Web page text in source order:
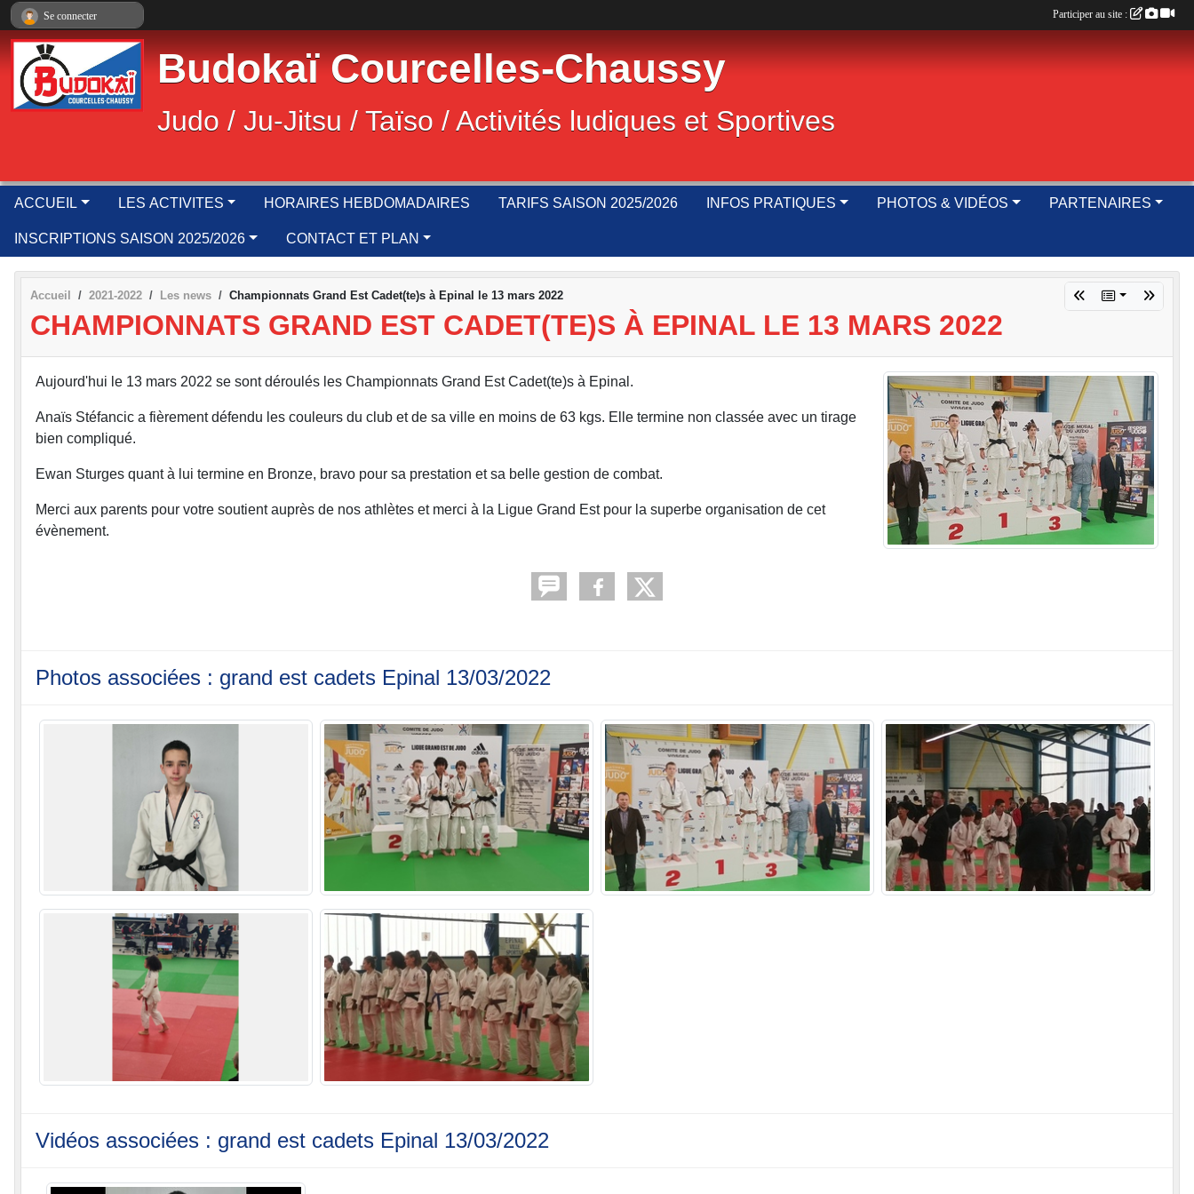
Budokaï Courcelles-Chaussy
Judo / Ju-Jitsu / Taïso / Activités ludiques et Sportives
ACCUEIL LES ACTIVITES HORAIRES HEBDOMADAIRES TARIFS SAISON 2025/2026 INFOS PRATIQUES PHOTOS & VIDÉOS PARTENAIRES
INSCRIPTIONS SAISON 2025/2026 CONTACT ET PLAN
Accueil 2021-2022 Les news Championnats Grand Est Cadet(te)s à Epinal le 13 mars 2022
CHAMPIONNATS GRAND EST CADET(TE)S À EPINAL LE 13 MARS 2022
Aujourd'hui le 13 mars 2022 se sont déroulés les Championnats Grand Est Cadet(te)s à Epinal.
Anaïs Stéfancic a fièrement défendu les couleurs du club et de sa ville en moins de 63 kgs. Elle termine non classée avec un tirage
bien compliqué.
Ewan Sturges quant à lui termine en Bronze, bravo pour sa prestation et sa belle gestion de combat.
Merci aux parents pour votre soutient auprès de nos athlètes et merci à la Ligue Grand Est pour la superbe organisation de cet
évènement.
Photos associées : grand est cadets Epinal 13/03/2022
Vidéos associées : grand est cadets Epinal 13/03/2022
Se connecter Participer au site :
Panneau de gestion des cookies